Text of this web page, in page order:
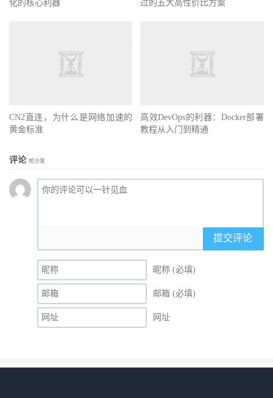
化的核心利器
过的五大高性价比方案
CN2直连，为什么是网络加速的
黄金标准
高效DevOps的利器：Docker部署
教程从入门到精通
评论 抢沙发
提交评论
昵称 (必填)
邮箱 (必填)
网址